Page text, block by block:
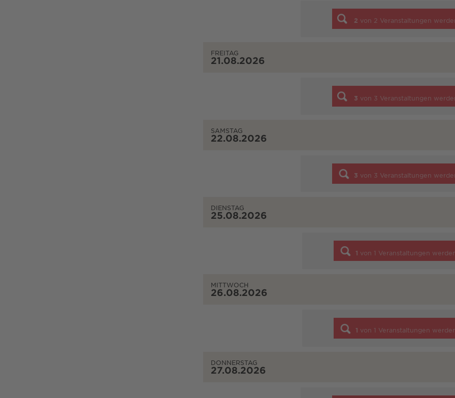
2 von 2 Veranstaltungen
FREITAG
21.08.2026
3 von 3 Veranstaltungen
SAMSTAG
22.08.2026
3 von 3 Veranstaltungen
DIENSTAG
25.08.2026
1 von 1 Veranstaltungen
MITTWOCH
26.08.2026
1 von 1 Veranstaltungen
DONNERSTAG
27.08.2026